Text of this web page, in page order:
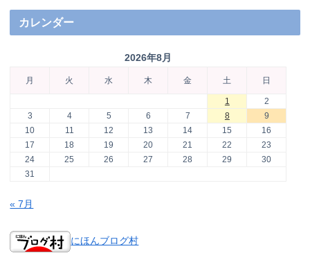
カレンダー
2026年8月
月 火 水 木 金 土 日
1
2
3
4 5 6 7 8
9
10
11 12 13 14 15
16
17
18 19 20 21 22
23
24
25 26 27 28 29
30
31
« 7月
にほんブログ村